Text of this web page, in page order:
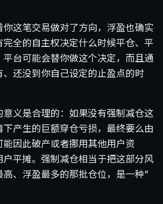
这笔交易做对了方向，浮盈也确实
全的自主权决定什么时候平仓、平
台可能会替你做这个决定，而且通
还没到你自己设定的止盈点的时
义是合理的：如果没有强制减仓这
产生的巨额穿仓亏损，最终要么由
因此破产或者挪用其他用户资
平摊。强制减仓相当于把这部分风
、浮盈最多的那批仓位，是一种”